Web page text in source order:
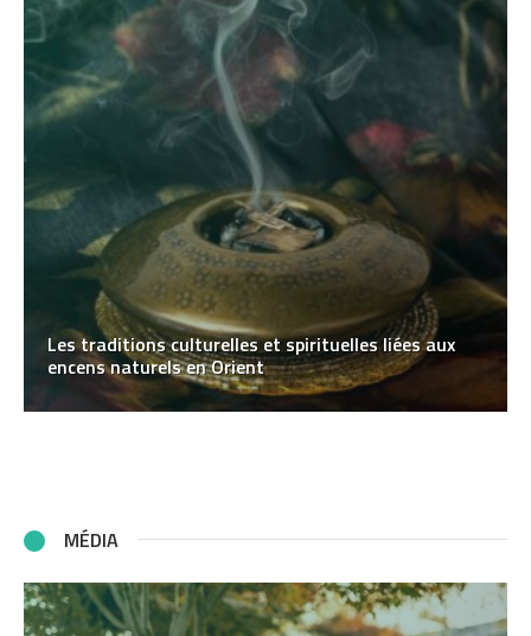
Les traditions culturelles et spirituelles liées aux
encens naturels en Orient
MÉDIA